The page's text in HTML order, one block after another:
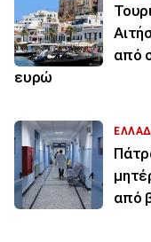
από
ευρώ
από